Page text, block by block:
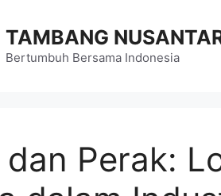
TAMBANG
Bertumbuh Bersama Indonesia
dan Perak: